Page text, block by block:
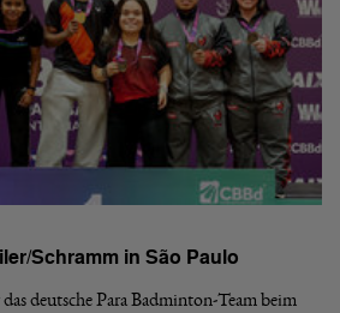
Schramm in São Paulo
deutsche Para Badminton-Team beim